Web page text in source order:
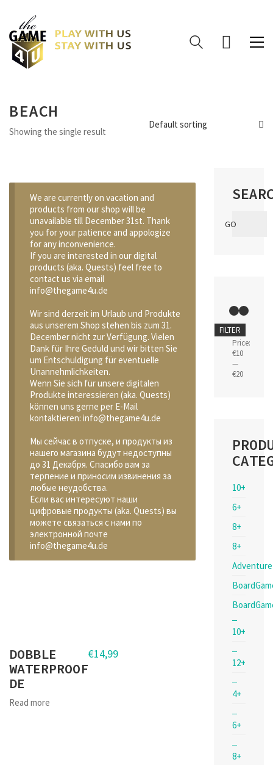
BEACH
Showing the single result
Default sorting
We are currently on vacation and
products from our shop will be
unavailable till December 31st. Thank
you for your patience and appologize
for any inconvenience.
If you are interested in our digital
products (aka. Quests) feel free to
contact us via email
info@thegame4u.de
Wir sind derzeit im Urlaub und Produkte
aus unserem Shop stehen bis zum 31.
December nicht zur Verfügung. Vielen
Dank für Ihre Geduld und wir bitten Sie
um Entschuldigung für eventuelle
Unannehmlichkeiten.
Wenn Sie sich für unsere digitalen
Produkte interessieren (aka. Quests)
können uns gerne per E-Mail
kontaktieren: info@thegame4u.de
Мы сейчас в отпуске, и продукты из
нашего магазина будут недоступны
до 31 Декабря. Спасибо вам за
терпение и приносим извинения за
любые неудобства.
Если вас интересуют наши
цифровые продукты (aka. Quests) вы
можете связаться с нами по
электронной почте
info@thegame4u.de
DOBBLE
WATERPROOF
DE
Read more
€14,99
for:
GO
Min
price
Max
price
FILTER
Price:
€10
—
€20
10+
6+
8+
8+
Adventure
10+
12+
4+
6+
8+